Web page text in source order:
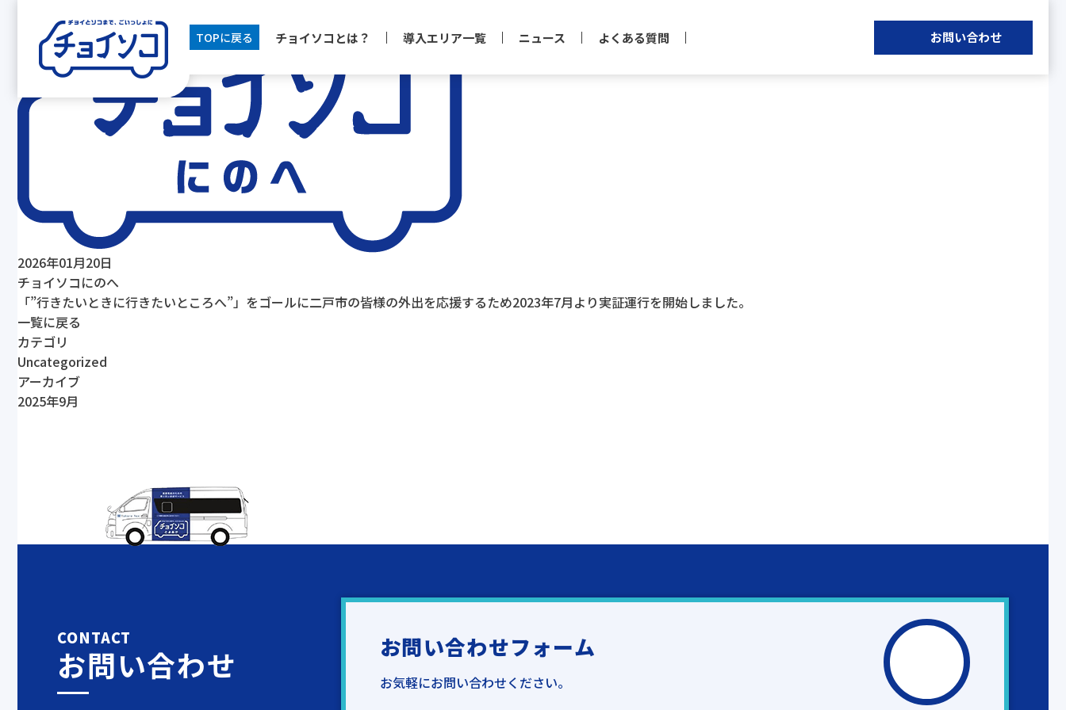
TOPに戻る チョイソコとは？ 導入エリア一覧 ニュース よくある質問 お問い合わせ
2026年01月20日
チョイソコにのへ
「”行きたいときに行きたいところへ”」をゴールに二戸市の皆様の外出を応援するため2023年7月より実証運行を開始しました。
一覧に戻る
カテゴリ
Uncategorized
アーカイブ
2025年9月
CONTACT
お問い合わせ お問い合わせフォーム
お気軽にお問い合わせください。